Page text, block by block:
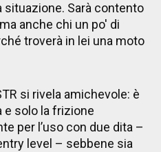
Sarà contento
anche chi un po' di
troverà in lei una moto
si rivela amichevole: è
e solo la frizione
per l’uso con due dita –
level – sebbene sia